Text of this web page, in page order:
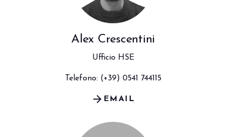
Alex Crescentini
Ufficio HSE
Telefono: (+39) 0541 744115
EMAIL
arrow_forward